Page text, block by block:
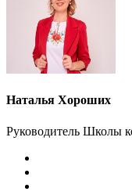
Наталья Хороших
Руководитель Школы